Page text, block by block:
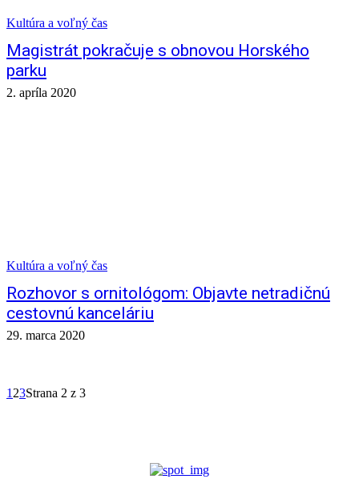
Kultúra a voľný čas
Magistrát pokračuje s obnovou Horského
parku
2. apríla 2020
Kultúra a voľný čas
Rozhovor s ornitológom: Objavte netradičnú
cestovnú kanceláriu
29. marca 2020
1 23Strana 2 z 3